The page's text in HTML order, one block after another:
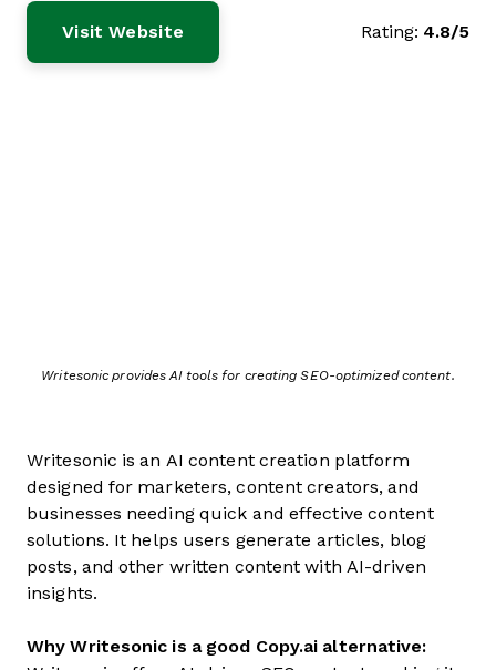
Visit Website Rating: 4.8/5
Writesonic provides AI tools for creating SEO-optimized content.
Writesonic is an AI content creation platform
designed for marketers, content creators, and
businesses needing quick and effective content
solutions. It helps users generate articles, blog
posts, and other written content with AI-driven
insights.
Why Writesonic is a good Copy.ai alternative: